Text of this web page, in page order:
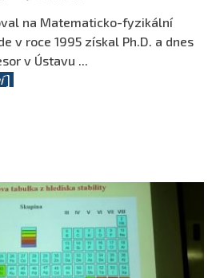
na Matematicko-fyzikální
v roce 1995 získal Ph.D. a dnes
v Ústavu ...
]